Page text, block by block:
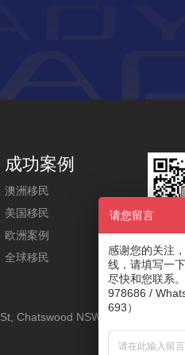
成功案例
澳洲移民
美国移民
欧洲案例
全球移民
关注
Chatswood NSW 2067
请您留言
感谢您的关注
线，请填写一
尽快和您联系
978686 /
693）